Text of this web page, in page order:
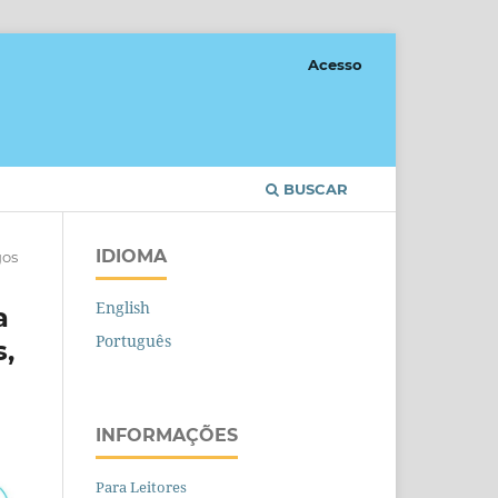
BUSCAR
Acesso
IDIOMA
English
Português
INFORMAÇÕES
Para Leitores